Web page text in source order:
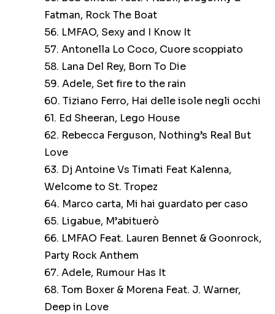
Fatman, Rock The Boat
56. LMFAO, Sexy and I Know It
57. Antonella Lo Coco, Cuore scoppiato
58. Lana Del Rey, Born To Die
59. Adele, Set fire to the rain
60. Tiziano Ferro, Hai delle isole negli occhi
61. Ed Sheeran, Lego House
62. Rebecca Ferguson, Nothing’s Real But
Love
63. Dj Antoine Vs Timati Feat Kalenna,
Welcome to St. Tropez
64. Marco carta, Mi hai guardato per caso
65. Ligabue, M’abituerò
66. LMFAO Feat. Lauren Bennet & Goonrock,
Party Rock Anthem
67. Adele, Rumour Has It
68. Tom Boxer & Morena Feat. J. Warner,
Deep in Love